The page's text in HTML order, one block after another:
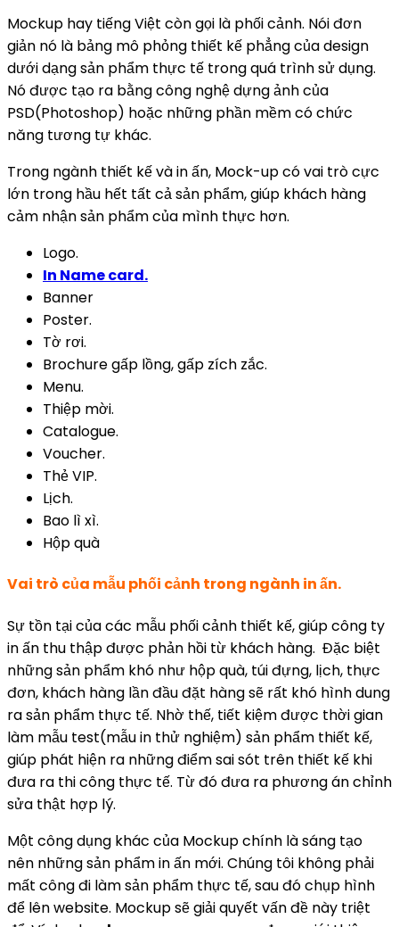
Mockup hay tiếng Việt còn gọi là phối cảnh. Nói đơn
giản nó là bảng mô phỏng thiết kế phẳng của design
dưới dạng sản phẩm thực tế trong quá trình sử dụng.
Nó được tạo ra bằng công nghệ dựng ảnh của
PSD(Photoshop) hoặc những phần mềm có chức
năng tương tự khác.
Trong ngành thiết kế và in ấn, Mock-up có vai trò cực
lớn trong hầu hết tất cả sản phẩm, giúp khách hàng
cảm nhận sản phẩm của mình thực hơn.
Logo.
In Name card.
Banner
Poster.
Tờ rơi.
Brochure gấp lồng, gấp zích zắc.
Menu.
Thiệp mời.
Catalogue.
Voucher.
Thẻ VIP.
Lịch.
Bao lì xì.
Hộp quà
Vai trò của mẫu phối cảnh trong ngành in ấn.
Sự tồn tại của các mẫu phối cảnh thiết kế, giúp công ty
in ấn thu thập được phản hồi từ khách hàng. Đặc biệt
những sản phẩm khó như hộp quà, túi đựng, lịch, thực
đơn, khách hàng lần đầu đặt hàng sẽ rất khó hình dung
ra sản phẩm thực tế. Nhờ thế, tiết kiệm được thời gian
làm mẫu test(mẫu in thử nghiệm) sản phẩm thiết kế,
giúp phát hiện ra những điểm sai sót trên thiết kế khi
đưa ra thi công thực tế. Từ đó đưa ra phương án chỉnh
sửa thật hợp lý.
Một công dụng khác của Mockup chính là sáng tạo
nên những sản phẩm in ấn mới. Chúng tôi không phải
mất công đi làm sản phẩm thực tế, sau đó chụp hình
để lên website. Mockup sẽ giải quyết vấn đề này triệt